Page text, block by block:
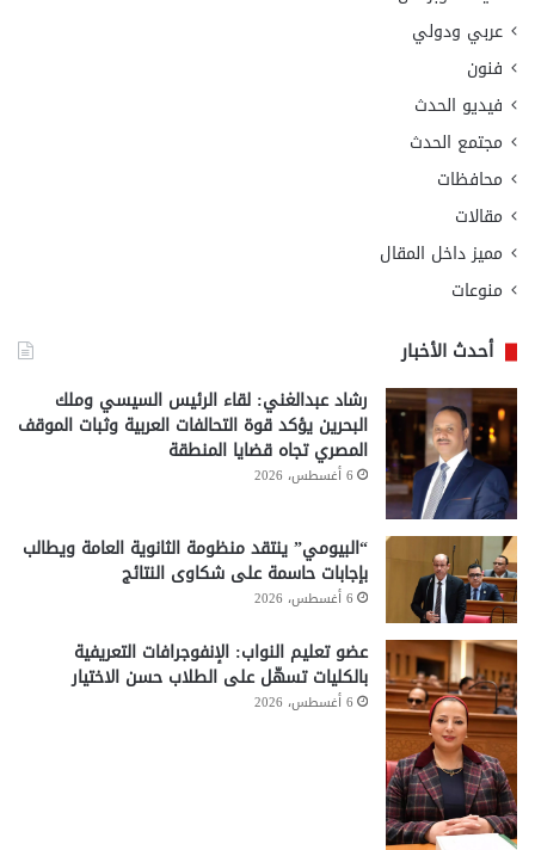
عربي ودولي
فنون
فيديو الحدث
مجتمع الحدث
محافظات
مقالات
مميز داخل المقال
منوعات
أحدث الأخبار
رشاد عبدالغني: لقاء الرئيس السيسي وملك
البحرين يؤكد قوة التحالفات العربية وثبات الموقف
المصري تجاه قضايا المنطقة
6 أغسطس، 2026
“البيومي” ينتقد منظومة الثانوية العامة ويطالب
بإجابات حاسمة على شكاوى النتائج
6 أغسطس، 2026
عضو تعليم النواب: الإنفوجرافات التعريفية
بالكليات تسهّل على الطلاب حسن الاختيار
6 أغسطس، 2026